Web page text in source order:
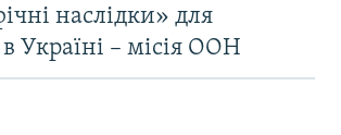
наслідки» для
Україні – місія ООН